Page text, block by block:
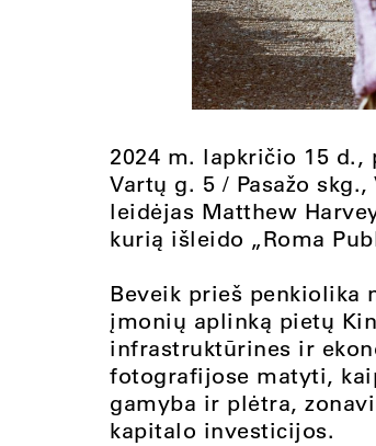
2024 m. lapkričio 15 d.,
Vartų g. 5 / Pasažo
leidėjas Matthew
kurią išleido „Roma
Beveik prieš penkiolika
įmonių aplinką pietų
infrastruktūrines ir
fotografijose matyti,
gamyba ir plėtra,
kapitalo investicijos.